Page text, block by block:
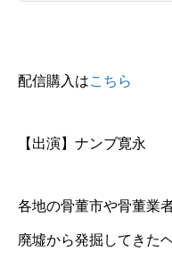
配信購入はこちら
【出演】ナンブ寛永
各地の骨董市や骨董業
廃墟から発掘してきた